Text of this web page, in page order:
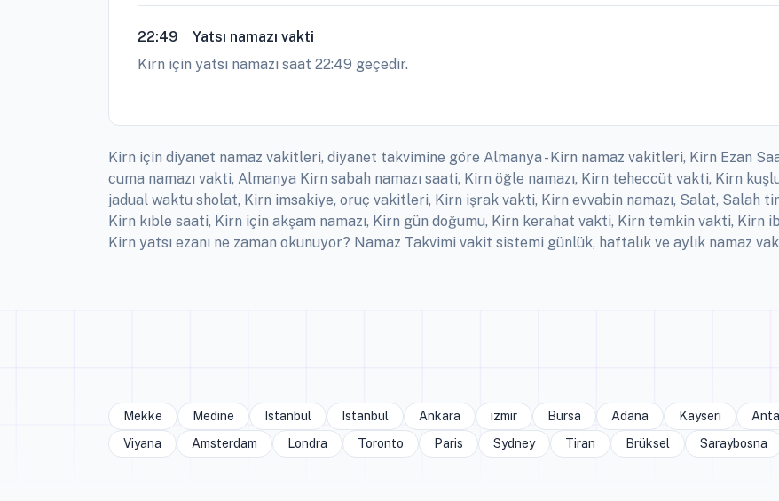
22:49
Yatsı namazı vakti
Kirn için yatsı namazı saat 22:49 geçedir.
Kirn için diyanet namaz vakitleri, diyanet takvimine göre Almanya - Kirn namaz vakitleri, Kirn Ezan
cuma namazı vakti, Almanya Kirn sabah namazı saati, Kirn öğle namazı, Kirn teheccüt vakti, Kirn
jadual waktu sholat, Kirn imsakiye, oruç vakitleri, Kirn işrak vakti, Kirn evvabin namazı, Salat, Salah
Kirn kıble saati, Kirn için akşam namazı, Kirn gün doğumu, Kirn kerahat vakti, Kirn temkin vakti, Kirn
Kirn yatsı ezanı ne zaman okunuyor? Namaz Takvimi vakit sistemi günlük, haftalık ve aylık namaz
Mekke Medine Istanbul Istanbul Ankara izmir Bursa Adana Kayseri
Viyana
Amsterdam Londra Toronto Paris Sydney Tiran Brüksel Saraybosna